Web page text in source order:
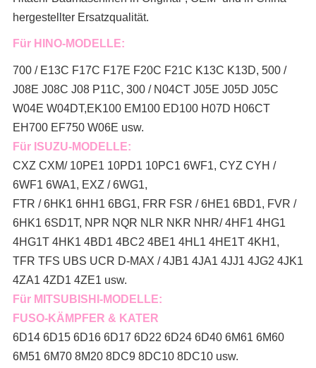
hergestellter Ersatzqualität.
Für HINO-MODELLE:
700 / E13C F17C F17E F20C F21C K13C K13D, 500 /
J08E J08C J08 P11C, 300 / N04CT J05E J05D J05C
W04E W04DT,EK100 EM100 ED100 H07D H06CT
EH700 EF750 W06E usw.
Für ISUZU-MODELLE:
CXZ CXM/ 10PE1 10PD1 10PC1 6WF1, CYZ CYH /
6WF1 6WA1, EXZ / 6WG1,
FTR / 6HK1 6HH1 6BG1, FRR FSR / 6HE1 6BD1, FVR /
6HK1 6SD1T, NPR NQR NLR NKR NHR/ 4HF1 4HG1
4HG1T 4HK1 4BD1 4BC2 4BE1 4HL1 4HE1T 4KH1,
TFR TFS UBS UCR D-MAX / 4JB1 4JA1 4JJ1 4JG2 4JK1
4ZA1 4ZD1 4ZE1 usw.
Für MITSUBISHI-MODELLE:
FUSO-KÄMPFER & KATER
6D14 6D15 6D16 6D17 6D22 6D24 6D40 6M61 6M60
6M51 6M70 8M20 8DC9 8DC10 8DC10 usw.